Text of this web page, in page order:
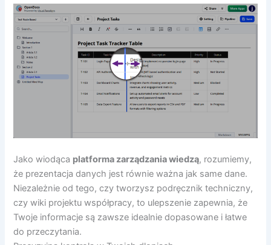
Jako wiodąca platforma zarządzania wiedzą, rozumiemy,
że prezentacja danych jest równie ważna jak same dane.
Niezależnie od tego, czy tworzysz podręcznik techniczny,
czy wiki projektu współpracy, to ulepszenie zapewnia, że
Twoje informacje są zawsze idealnie dopasowane i łatwe
do przeczytania.